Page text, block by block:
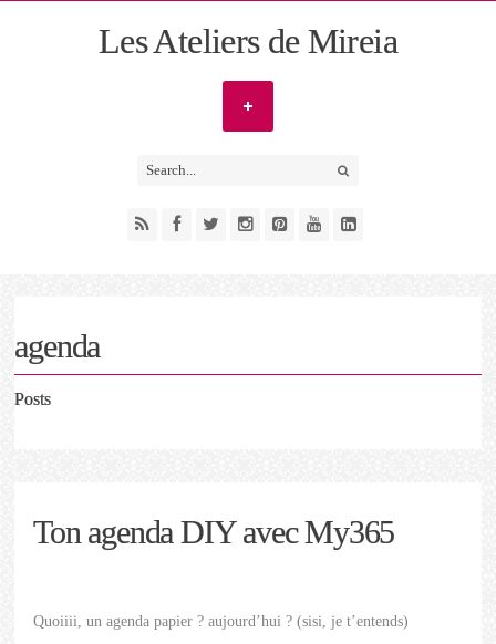
Les Ateliers de Mireia
agenda
Posts
Ton agenda DIY avec My365
Quoiiii, un agenda papier ? aujourd’hui ? (sisi, je t’entends)